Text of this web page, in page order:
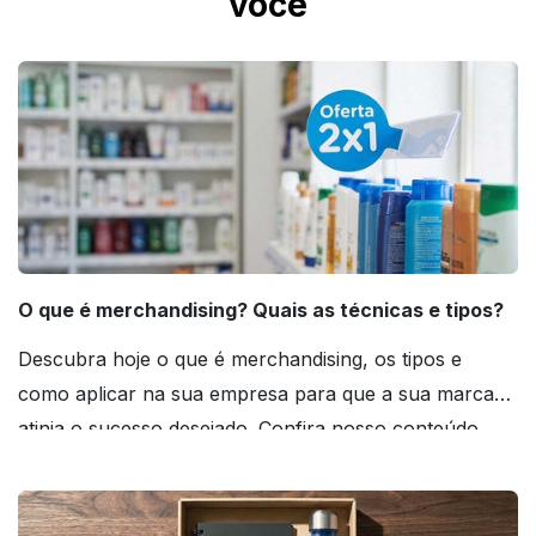
O que é merchandising? Quais as técnicas e tipos?
Descubra hoje o que é merchandising, os tipos e
como aplicar na sua empresa para que a sua marca
atinja o sucesso desejado. Confira nosso conteúdo